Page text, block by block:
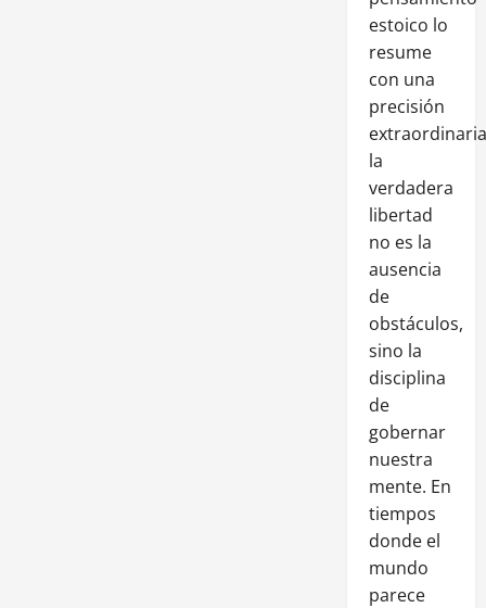
estoico lo
resume
con una
precisión
la
verdadera
libertad
no es la
ausencia
de
obstáculos,
sino la
disciplina
de
gobernar
nuestra
mente. En
tiempos
donde el
mundo
parece